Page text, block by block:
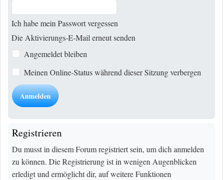
Ich habe mein Passwort vergessen
Die Aktivierungs-E-Mail erneut senden
Angemeldet bleiben
Meinen Online-Status während dieser Sitzung verbergen
Registrieren
Du musst in diesem Forum registriert sein, um dich anmelden
zu können. Die Registrierung ist in wenigen Augenblicken
erledigt und ermöglicht dir, auf weitere Funktionen